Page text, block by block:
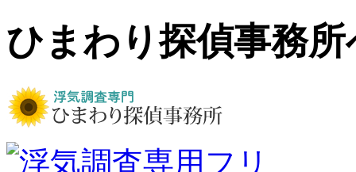
ひまわり探偵事務